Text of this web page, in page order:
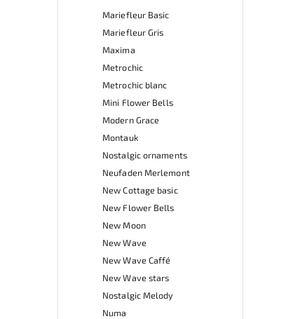
Mariefleur Basic
Mariefleur Gris
Maxima
Metrochic
Metrochic blanc
Mini Flower Bells
Modern Grace
Montauk
Nostalgic ornaments
Neufaden Merlemont
New Cottage basic
New Flower Bells
New Moon
New Wave
New Wave Caffé
New Wave stars
Nostalgic Melody
Numa